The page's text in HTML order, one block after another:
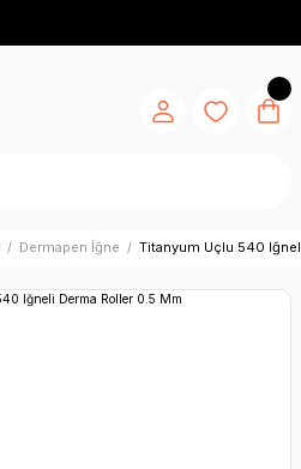
Dermapen İğne Titanyum Uçlu 540